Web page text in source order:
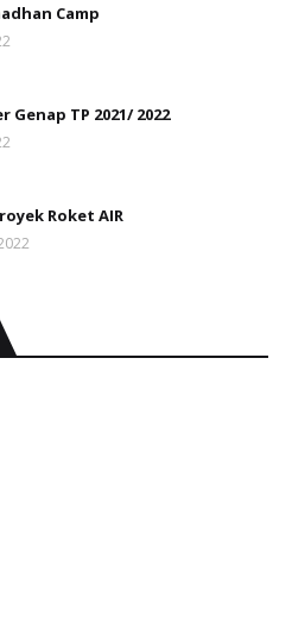
Camp
Genap TP 2021/ 2022
Roket AIR